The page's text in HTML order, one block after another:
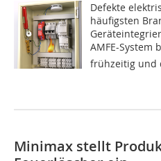
Defekte
häufigsten
AMFE-
frühzeitig und
Minimax stellt